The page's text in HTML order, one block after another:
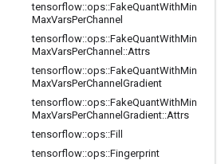
tensorflow::ops::FakeQuantWithMin
MaxVarsPerChannel
tensorflow::ops::FakeQuantWithMin
MaxVarsPerChannel ::Attrs
tensorflow::ops::FakeQuantWithMin
MaxVarsPerChannel Gradient
tensorflow::ops::FakeQuantWithMin
MaxVarsPerChannel Gradient::Attrs
tensorflow::ops::Fill
tensorflow::ops::Fingerprint